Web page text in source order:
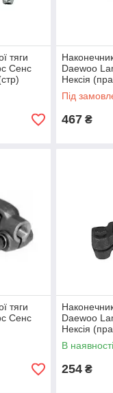
тяги
Сенс
Daewoo
Нексія
Під
467 ₴
тяги
Сенс
Daewoo
Нексія
В наявності
254 ₴